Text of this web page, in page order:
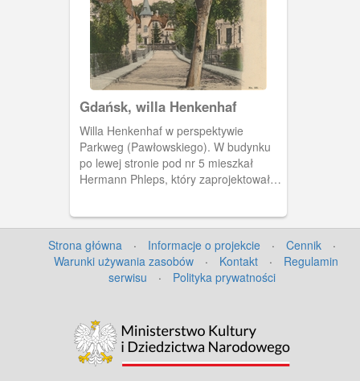
Gdańsk, willa Henkenhaf
Willa Henkenhaf w perspektywie
Parkweg (Pawłowskiego). W budynku
po lewej stronie pod nr 5 mieszkał
Hermann Phleps, który zaprojektował
Strona główna · Informacje o projekcie · Cennik
·
Warunki używania zasobów
· Kontakt ·
Regulamin
serwisu
· Polityka prywatności